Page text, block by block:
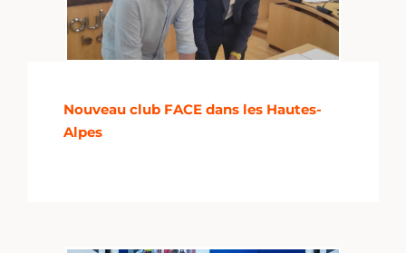
Nouveau club FACE dans les Hautes-
Alpes